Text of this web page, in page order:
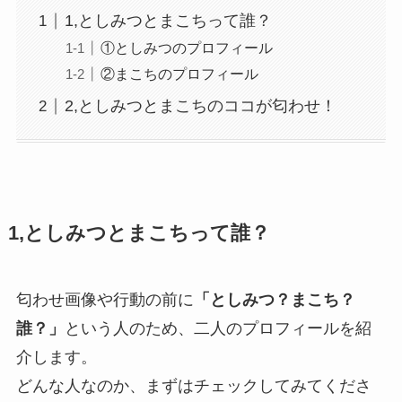
1,としみつとまこちって誰？
①としみつのプロフィール
②まこちのプロフィール
2,としみつとまこちのココが匂わせ！
1,としみつとまこちって誰？
匂わせ画像や行動の前に 「としみつ？まこち？
誰？」
という人のため、
二人のプロフィールを紹
介 します。
どんな人なのか、まずはチェックしてみてくださ